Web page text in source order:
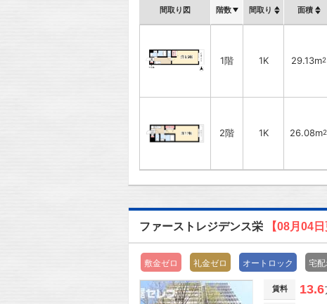
間取り図 階数 間取り 面積
1階 1K 29.13m2
2階 1K 26.08m2
ファーストレジデンス栄 【08月04日
敷金ゼロ 礼金ゼロ オートロック 宅配
賃料 13.6